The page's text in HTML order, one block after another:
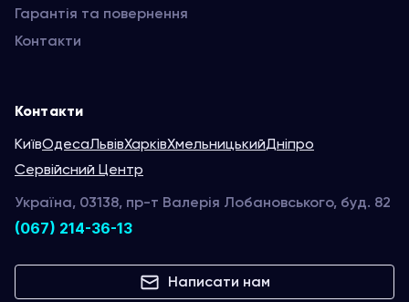
Гарантія та повернення
Контакти
Контакти
КиївОдесаЛьвівХарківХмельницькийДніпро
Сервійсний Центр
Україна, 03138, пр-т Валерія Лобановського, буд. 82
(067) 214-36-13
Написати нам